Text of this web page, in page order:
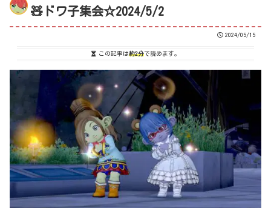
🧸ドワ子集会☆2024/5/2
2024/05/15
この記事は約2分で読めます。